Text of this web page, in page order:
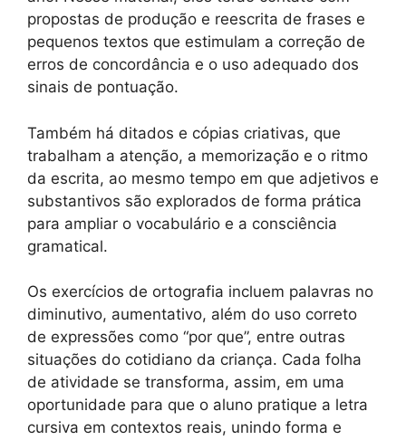
propostas de produção e reescrita de frases e
pequenos textos que estimulam a correção de
erros de concordância e o uso adequado dos
sinais de pontuação.
Também há ditados e cópias criativas, que
trabalham a atenção, a memorização e o ritmo
da escrita, ao mesmo tempo em que adjetivos e
substantivos são explorados de forma prática
para ampliar o vocabulário e a consciência
gramatical.
Os exercícios de ortografia incluem palavras no
diminutivo, aumentativo, além do uso correto
de expressões como “por que”, entre outras
situações do cotidiano da criança. Cada folha
de atividade se transforma, assim, em uma
oportunidade para que o aluno pratique a letra
cursiva em contextos reais, unindo forma e